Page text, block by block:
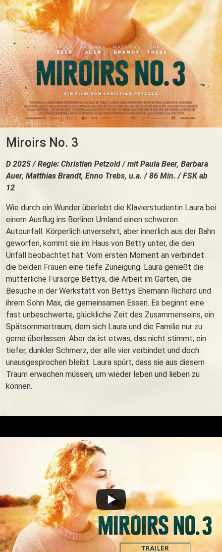
Miroirs No. 3
D 2025 / Regie: Christian Petzold / mit Paula Beer, Barbara
Auer, Matthias Brandt, Enno Trebs, u.a. / 86 Min. / FSK ab
12
Wie durch ein Wunder überlebt die Klavierstudentin Laura bei
einem Ausflug ins Berliner Umland einen schweren
Autounfall. Körperlich unversehrt, aber innerlich aus der Bahn
geworfen, kommt sie im Haus von Betty unter, die den
Unfall beobachtet hat. Vom ersten Moment an verbindet
die beiden Frauen eine tiefe Zuneigung. Laura genießt die
mütterliche Fürsorge Bettys, die Arbeit im Garten, die
Besuche in der Werkstatt von Bettys Ehemann Richard und
ihrem Sohn Max, die gemeinsamen Essen. Es beginnt eine
fast unbeschwerte, glückliche Zeit des Zusammenseins, ein
Spätsommertraum, dem sich Laura und die Familie nur zu
gerne überlassen. Aber da ist etwas, das nicht stimmt, ein
tiefer, dunkler Schmerz, der alle vier verbindet und doch
unausgesprochen bleibt. Laura spürt, dass sie aus diesem
Traum erwachen müssen, um wieder leben und lieben zu
können.